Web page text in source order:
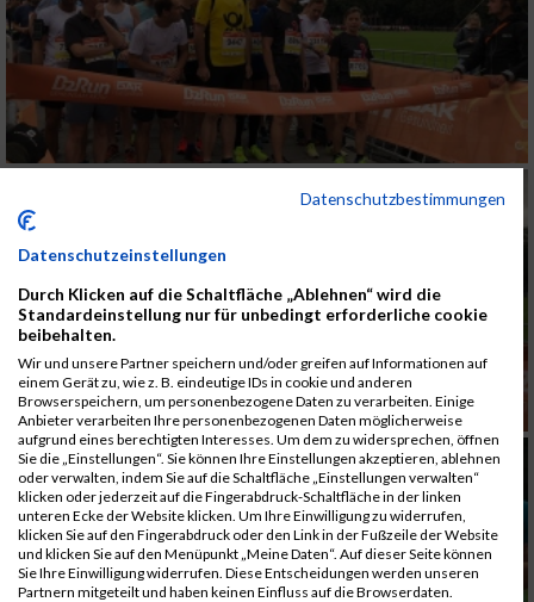
Datenschutzbestimmungen
Datenschutzeinstellungen
Durch Klicken auf die Schaltfläche „Ablehnen“ wird die
Standardeinstellung nur für unbedingt erforderliche cookie
beibehalten.
Wir und unsere Partner speichern und/oder greifen auf Informationen auf
einem Gerät zu, wie z. B. eindeutige IDs in cookie und anderen
Browserspeichern, um personenbezogene Daten zu verarbeiten. Einige
Anbieter verarbeiten Ihre personenbezogenen Daten möglicherweise
aufgrund eines berechtigten Interesses. Um dem zu widersprechen, öffnen
Sie die „Einstellungen“. Sie können Ihre Einstellungen akzeptieren, ablehnen
oder verwalten, indem Sie auf die Schaltfläche „Einstellungen verwalten“
klicken oder jederzeit auf die Fingerabdruck-Schaltfläche in der linken
unteren Ecke der Website klicken. Um Ihre Einwilligung zu widerrufen,
klicken Sie auf den Fingerabdruck oder den Link in der Fußzeile der Website
und klicken Sie auf den Menüpunkt „Meine Daten“. Auf dieser Seite können
Sie Ihre Einwilligung widerrufen. Diese Entscheidungen werden unseren
Partnern mitgeteilt und haben keinen Einfluss auf die Browserdaten.